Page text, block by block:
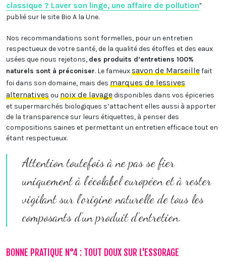
classique ? Laver son linge, une affaire de pollution"
publié sur le site Bio A la Une.
Nos recommandations sont formelles, pour un entretien
respectueux de votre santé, de la qualité des étoffes et des eaux
usées que nous rejetons, des produits d’entretiens 100%
naturels sont à préconiser. Le fameuxsavon de Marseillefait
foi dans son domaine, mais des marques de lessives
alternatives ou noix de lavagedisponibles dans vos épiceries
et supermarchés biologiques s’attachent elles aussi à apporter
de la transparence sur leurs étiquettes, à penser des
compositions saines et permettant un entretien efficace tout en
étant respectueux.
Attention toutefois à ne pas se fier
uniquement à l’écolabel européen et à rester
vigilant sur l’origine naturelle de tous les
composants d’un produit d’entretien.
BONNE PRATIQUE N°4 : TOUT DOUX SUR L'ESSORAGE